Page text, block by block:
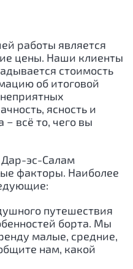
работы является
цены. Наши клиенты
стоимость
об итоговой
ясность и
− всё то, чего вы
Дар-эс-Салам
факторы. Наиболее
путешествия
борта. Мы
малые, средние,
нам, какой